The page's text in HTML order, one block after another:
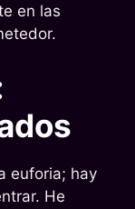
en las
euforia; hay
He